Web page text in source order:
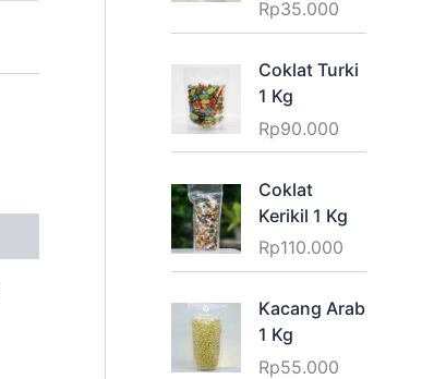
Rp35.000
Coklat Turki
1 Kg
Rp90.000
Coklat
Kerikil 1 Kg
Rp110.000
Kacang Arab
1 Kg
Rp55.000